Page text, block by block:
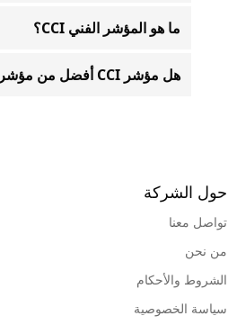
ما هو المؤشر الفني CCI؟
هل مؤشر CCI أفضل من مؤشر RSI؟
حول الشركة
تواصل معنا
من نحن
الشروط والأحكام
سياسة الخصوصية